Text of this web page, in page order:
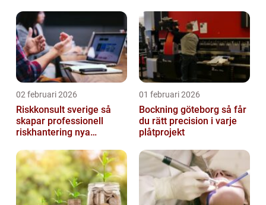
02 februari 2026
Riskkonsult sverige så
skapar professionell
riskhantering nya
01 februari 2026
Bockning göteborg så får
du rätt precision i varje
plåtprojekt